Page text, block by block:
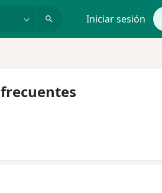
Iniciar sesión